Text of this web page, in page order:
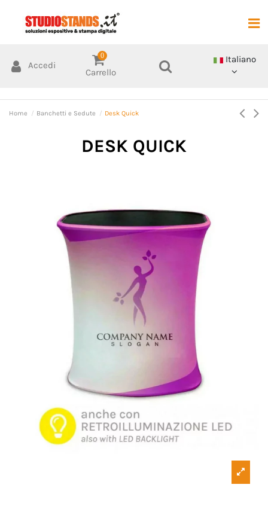
Accedi
0
Carrello
Italiano
Home Banchetti e Sedute Desk Quick
DESK QUICK